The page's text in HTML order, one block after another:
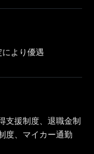
より優遇
支援制度、退職金制
度、マイカー通勤